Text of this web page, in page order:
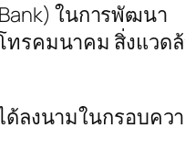
ในการพัฒนา
รคมนาคม สิ่งแวด
ด้ลงนามในกรอบคว